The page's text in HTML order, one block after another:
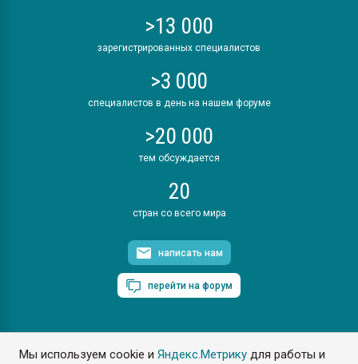
Мы используем cookie иЯндекс.Метрику для работы и
>13 000
зарегистрированных специалистов
>3 000
специалистов в день на нашем форуме
>20 000
тем обсуждается
20
стран со всего мира
написать нам
перейти на форум
ПластЭксперт © 2006. Все права защищены